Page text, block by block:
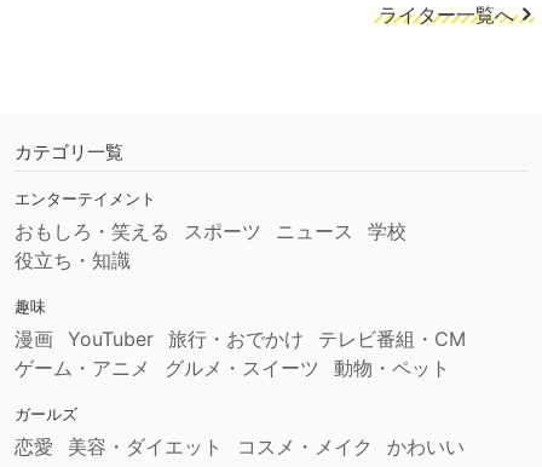
ライター一覧へ
カテゴリ一覧
エンターテイメント
おもしろ・笑える スポーツ ニュース
学校
役立ち・知識
趣味
漫画 YouTuber 旅行・おでかけ
テレビ番組・CM
ゲーム・アニメ
グルメ・スイーツ 動物・ペット
ガールズ
恋愛 美容・ダイエット コスメ・メイク かわいい